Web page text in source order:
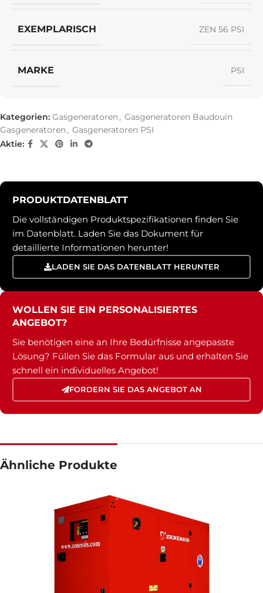
EXEMPLARISCH ZEN 56 PSI
MARKE PSI
Kategorien: Gasgeneratoren , Gasgeneratoren Baudouin
Gasgeneratoren , Gasgeneratoren PSI
Aktie:
PRODUKTDATENBLATT
Die vollständigen Produktspezifikationen finden Sie
im Datenblatt. Laden Sie das Dokument für
detaillierte Informationen herunter!
LADEN SIE DAS DATENBLATT HERUNTER
WOLLEN SIE EIN PERSONALISIERTES
ANGEBOT?
Sie benötigen eine an Ihre Bedürfnisse angepasste
Lösung? Füllen Sie das Formular aus und erhalten Sie
schnell ein individuelles Angebot!
FORDERN SIE DAS ANGEBOT AN
Ähnliche Produkte